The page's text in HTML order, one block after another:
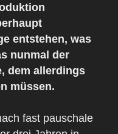
entstehen, was
nunmal der
dem allerdings
müssen.
fast pauschale